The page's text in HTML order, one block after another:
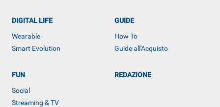
DIGITAL LIFE
Wearable
Smart Evolution
GUIDE
How To
Guide all'Acquisto
FUN
Social
Streaming & TV
REDAZIONE